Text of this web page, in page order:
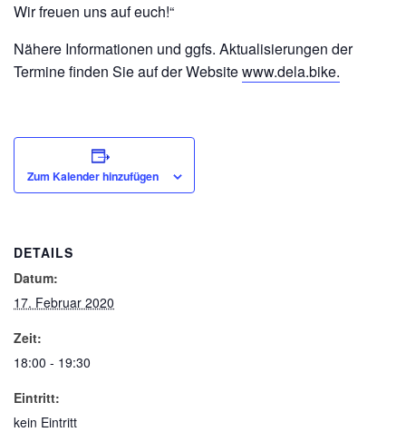
Wir freuen uns auf euch!“
Nähere Informationen und ggfs. Aktualisierungen der
Termine finden Sie auf der Websitewww.dela.bike.
Zum Kalender hinzufügen
DETAILS
Datum:
17. Februar 2020
Zeit:
18:00 - 19:30
Eintritt:
kein Eintritt